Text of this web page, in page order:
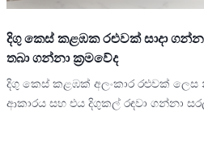
දිගු කෙස් කළඹක රළුවක් සාදා
තබා ගන්නා ක්‍රමවේද
දිගු කෙස් කළඹක් අලංකාර රළුවක් ලෙස
ආකාරය සහ එය දිගුකල් රඳවා ගන්නා